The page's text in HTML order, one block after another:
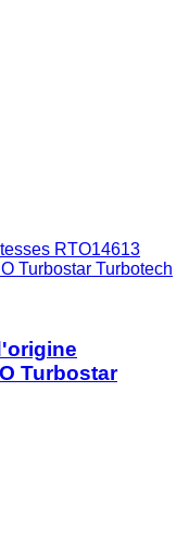
RTO14613
Turbostar Turbotech
Turbostar